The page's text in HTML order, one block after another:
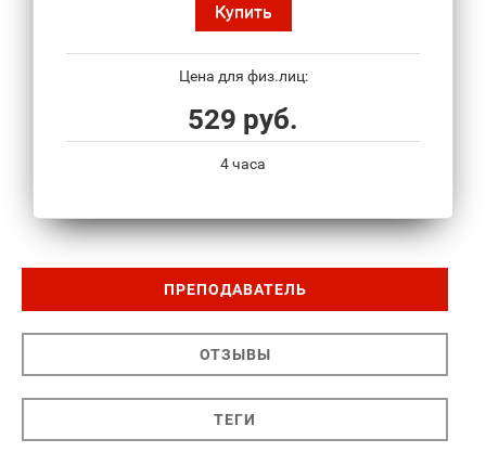
Купить
Цена для физ.лиц:
529 руб.
4 часа
ПРЕПОДАВАТЕЛЬ
ОТЗЫВЫ
ТЕГИ